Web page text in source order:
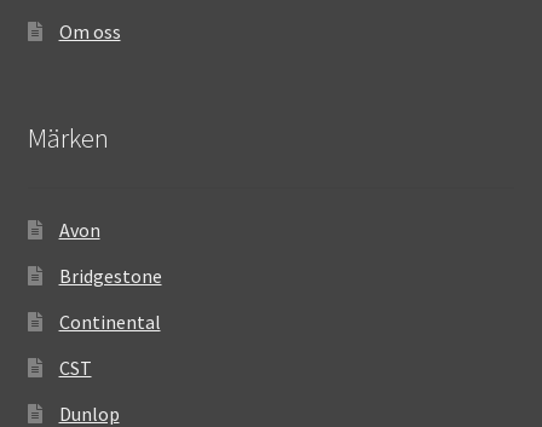
Om oss
Märken
Avon
Bridgestone
Continental
CST
Dunlop